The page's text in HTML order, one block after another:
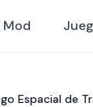
Mod
Espacial de